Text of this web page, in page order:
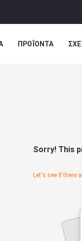
ΠΡΟΪΌΝΤΑ
Sorry! This
Let's see if there